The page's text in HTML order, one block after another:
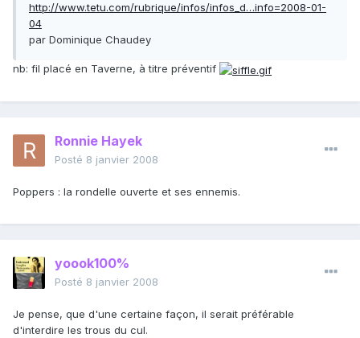
http://www.tetu.com/rubrique/infos/infos_d…info=2008-01-
04
par Dominique Chaudey
nb: fil placé en Taverne, à titre préventif
Ronnie Hayek
Posté 8 janvier 2008
Poppers : la rondelle ouverte et ses ennemis.
yoook100%
Posté 8 janvier 2008
Je pense, que d'une certaine façon, il serait préférable
d'interdire les trous du cul.